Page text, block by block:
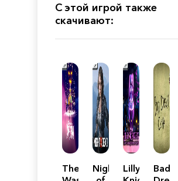
С этой игрой также
скачивают:
There
Night
Lilly
Bad